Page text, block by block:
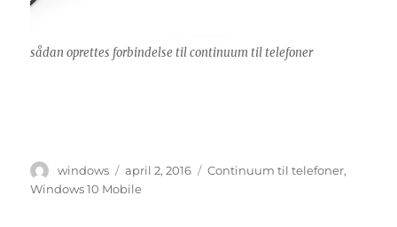
sådan oprettes forbindelse til continuum til telefoner
Forfatter
windows Udgivet
april 2, 2016 Tags
Continuum til telefoner,
Windows 10 Mobile